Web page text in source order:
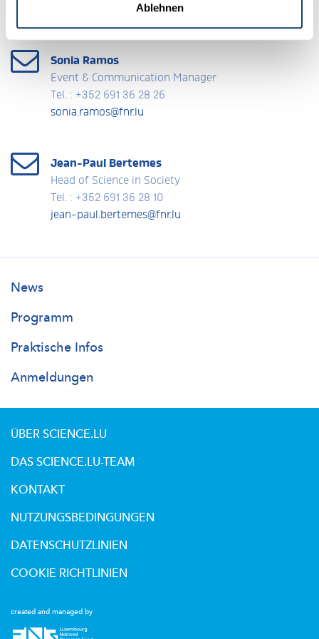
Ablehnen
Kontaktiere uns.
Sonia Ramos
Event & Communication Manager
Tel. : +352 691 36 28 26
sonia.ramos@fnr.lu
Jean-Paul Bertemes
Head of Science in Society
Tel. : +352 691 36 28 10
jean-paul.bertemes@fnr.lu
Researchersdays
Main
News
Programm
Praktische Infos
Anmeldungen
created and managed by
ÜBER SCIENCE.LU
DAS SCIENCE.LU-TEAM
KONTAKT
NUTZUNGSBEDINGUNGEN
DATENSCHUTZLINIEN
COOKIE RICHTLINIEN